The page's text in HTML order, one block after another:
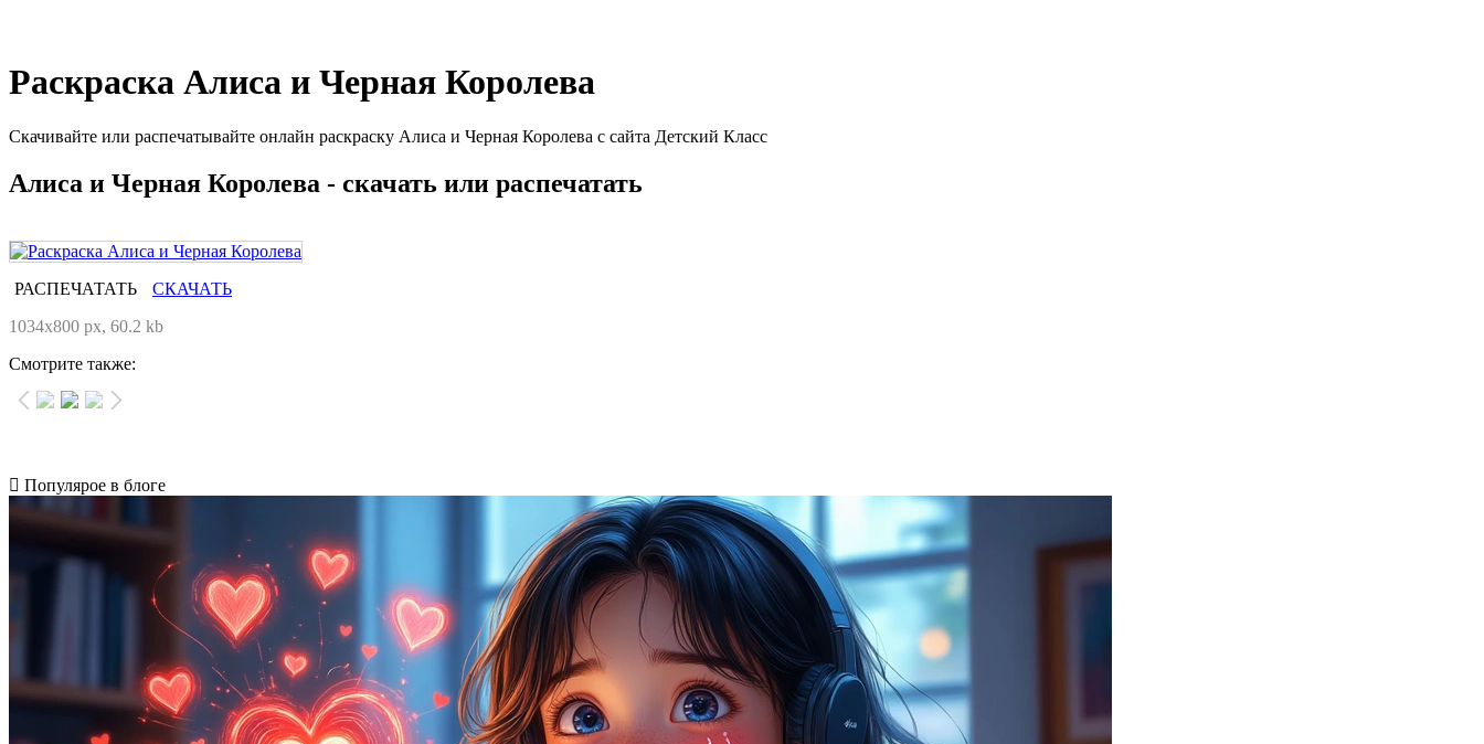
Раскраска Алиса и Черная Королева
Скачивайте или распечатывайте онлайн раскраску Алиса и Черная Королева с сайта Детский Класс
Алиса и Черная Королева - скачать или распечатать
РАСПЕЧАТАТЬ
СКАЧАТЬ
1034x800 px, 60.2 kb
Смотрите также:
Популярое в блоге